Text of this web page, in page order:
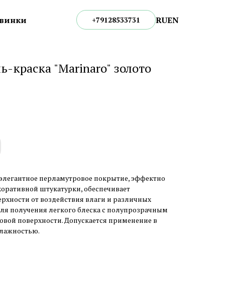
+79128533731 RUEN
краска "Marinaro" золото
перламутровое покрытие, эффектно
штукатурки, обеспечивает
от воздействия влаги и различных
получения легкого блеска с полупрозрачным
поверхности. Допускается применение в